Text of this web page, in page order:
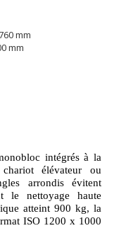
mm
mm
intégrés à la
élévateur ou
arrondis évitent
le nettoyage haute
atteint 900 kg, la
ISO 1200 x 1000